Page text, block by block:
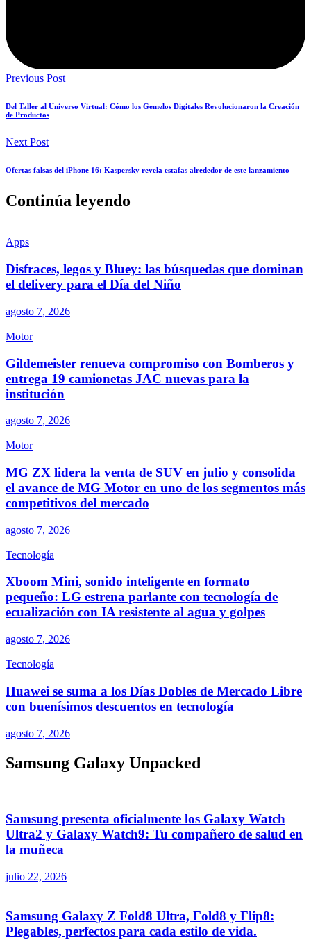
Previous Post
Del Taller al Universo Virtual: Cómo los Gemelos Digitales Revolucionaron la Creación
de Productos
Next Post
Ofertas falsas del iPhone 16: Kaspersky revela estafas alrededor de este lanzamiento
Continúa leyendo
Apps
Disfraces, legos y Bluey: las búsquedas que dominan
el delivery para el Día del Niño
agosto 7, 2026
Motor
Gildemeister renueva compromiso con Bomberos y
entrega 19 camionetas JAC nuevas para la
institución
agosto 7, 2026
Motor
MG ZX lidera la venta de SUV en julio y consolida
el avance de MG Motor en uno de los segmentos más
competitivos del mercado
agosto 7, 2026
Tecnología
Xboom Mini, sonido inteligente en formato
pequeño: LG estrena parlante con tecnología de
ecualización con IA resistente al agua y golpes
agosto 7, 2026
Tecnología
Huawei se suma a los Días Dobles de Mercado Libre
con buenísimos descuentos en tecnología
agosto 7, 2026
Samsung Galaxy Unpacked
Samsung presenta oficialmente los Galaxy Watch
Ultra2 y Galaxy Watch9: Tu compañero de salud en
la muñeca
julio 22, 2026
Samsung Galaxy Z Fold8 Ultra, Fold8 y Flip8:
Plegables, perfectos para cada estilo de vida.